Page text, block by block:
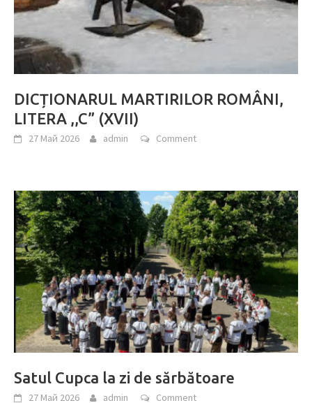
DICȚIONARUL MARTIRILOR ROMÂNI,
LITERA ,,C” (XVII)
27 Май 2026 admin Comment
Satul Cupca la zi de sărbătoare
27 Май 2026 admin Comment